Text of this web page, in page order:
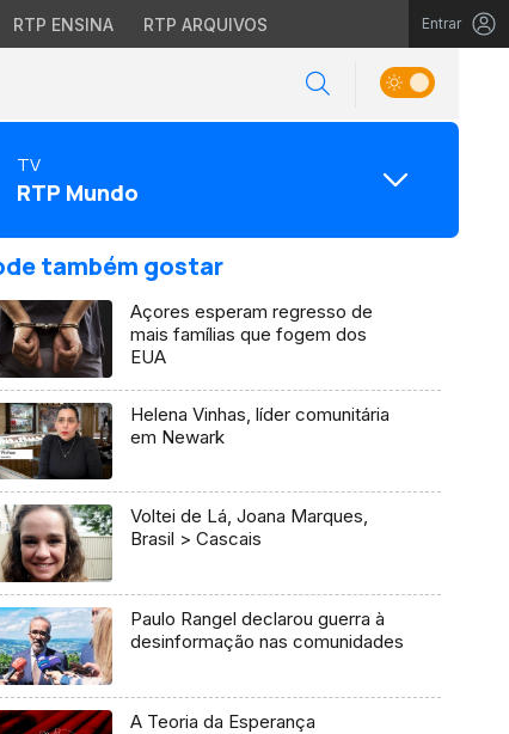
RTP ENSINA RTP ARQUIVOS Entrar
TV
RTP Mundo
também gostar
Açores esperam regresso de
mais famílias que fogem dos
EUA
Helena Vinhas, líder comunitária
em Newark
Voltei de Lá, Joana Marques,
Brasil > Cascais
Paulo Rangel declarou guerra à
desinformação nas comunidades
A Teoria da Esperança